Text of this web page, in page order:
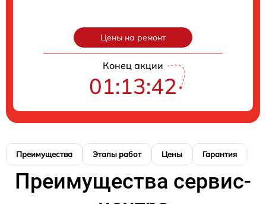
Цены на ремонт
Конец акции
01:13:41
Преимущества Этапы работ Цены Гарантия
Преимущества сервис-